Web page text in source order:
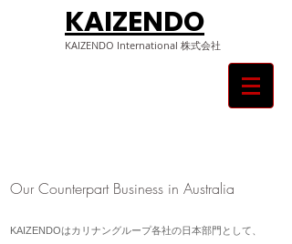
KAIZENDO
KAIZENDO ​International 株式会社
Our Counterpart Business in Australia
KAIZENDOはカリナングループ各社の日本部門として、